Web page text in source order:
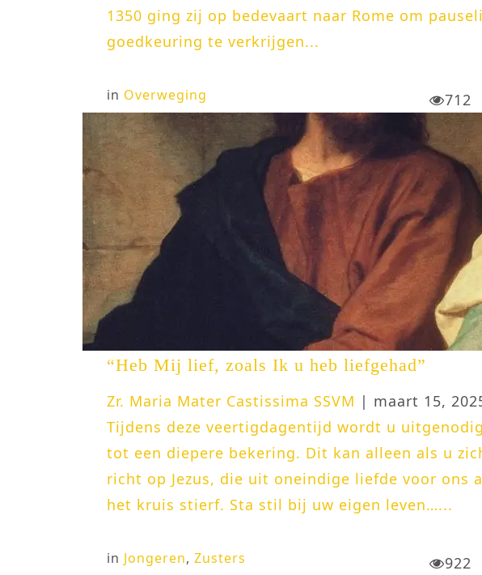
1350 ging zij op bedevaart naar Rome om
goedkeuring te verkrijgen...
in Overweging 712
“Heb Mij lief, zoals Ik u heb liefgehad”
Zr. Maria Mater Castissima SSVM | maart 15,
Tijdens deze veertigdagentijd wordt u
tot een diepere bekering. Dit kan alleen als u
richt op Jezus, die uit oneindige liefde voor ons
het kruis stierf. Sta stil bij uw eigen leven…...
in Jongeren, Zusters 922